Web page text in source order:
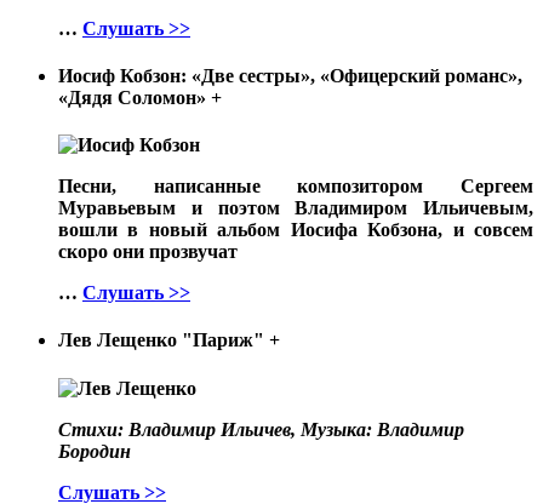
… Слушать >>
Иосиф Кобзон: «Две сестры», «Офицерский романс»,
«Дядя Соломон» +
Песни, написанные композитором Сергеем
Муравьевым и поэтом Владимиром Ильичевым,
вошли в новый альбом Иосифа Кобзона, и совсем
скоро они прозвучат
… Слушать >>
Лев Лещенко "Париж" +
Стихи: Владимир Ильичев, Музыка: Владимир
Бородин
Слушать >>